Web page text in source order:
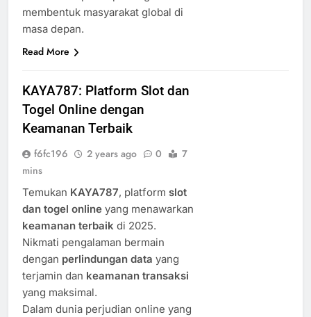
membentuk masyarakat global di
masa depan.
Read More
KAYA787: Platform Slot dan
Togel Online dengan
Keamanan Terbaik
f6fc196 2 years ago 0
7
mins
Temukan KAYA787, platform slot
dan togel online yang menawarkan
keamanan terbaik di 2025.
Nikmati pengalaman bermain
dengan perlindungan data yang
terjamin dan keamanan transaksi
yang maksimal.
Dalam dunia perjudian online yang